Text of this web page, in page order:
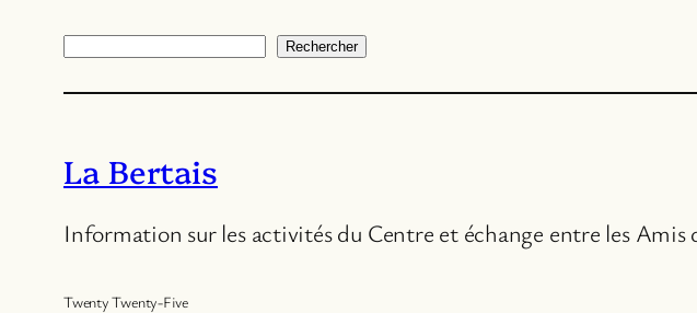
Rechercher Rechercher
La Bertais
Information sur les activités du Centre et échange entre les Amis
Twenty Twenty-Five